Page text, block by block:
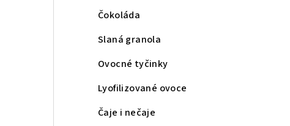
Čokoláda
Slaná granola
Ovocné tyčinky
Lyofilizované ovoce
Čaje i nečaje